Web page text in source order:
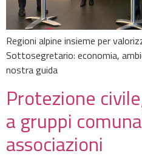
Regioni alpine insieme per
Sottosegretario: economia,
nostra guida
Protezione
a gruppi
associazioni